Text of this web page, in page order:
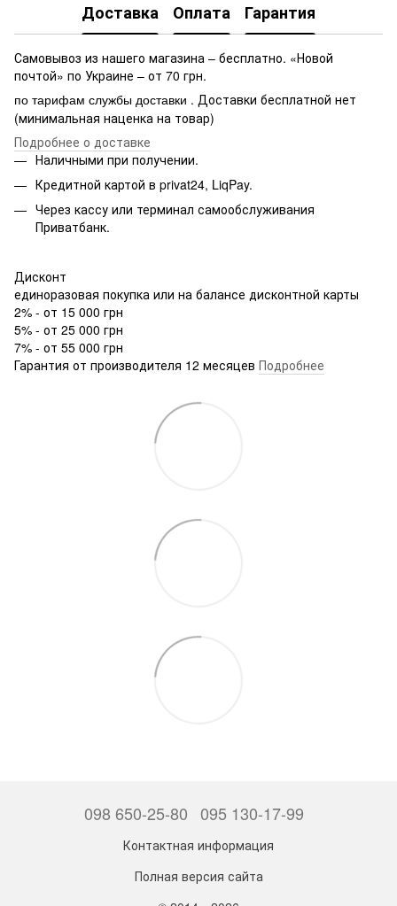
Доставка Оплата Гарантия
Самовывоз из нашего магазина – бесплатно. «Новой
почтой» по Украине – от 70 грн.
по тарифам службы доставки . Доставки бесплатной нет
(минимальная наценка на товар)
Подробнее о доставке
Наличными при получении.
Кредитной картой в privat24, LiqPay.
Через кассу или терминал самообслуживания
Приватбанк.
Дисконт
единоразовая покупка или на балансе дисконтной карты
2% - от 15 000 грн
5% - от 25 000 грн
7% - от 55 000 грн
Гарантия от производителя 12 месяцев Подробнее
098 650-25-80 095 130-17-99
Контактная информация
Полная версия сайта